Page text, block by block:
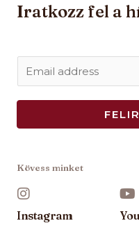
Iratkozz fel a
m
a
Kövess minket
Instagram